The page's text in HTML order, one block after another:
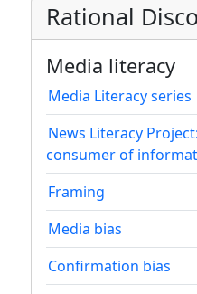
Rational
Media literacy
Media Literacy series
News Literacy
consumer of
Framing
Media bias
Confirmation bias